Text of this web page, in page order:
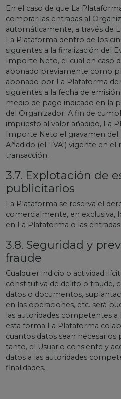
En el caso de que La
comprar las entradas al
automáticamente, a través de
La Plataforma dentro de los
siguientes a la finalización del
Importe Neto, el cual en caso
abonado previamente como
abonado por La Plataforma
siguientes a la fecha de
medio de pago indicado en la
del Organizador. A fin de
impuesto al valor añadido, La
Importe Neto el gravamen
Añadido (el "IVA") vigente en
transacción.
3.7. Explotación de
publicitarios
La Plataforma se reserva el
comercialmente, en exclusiva,
en La Plataforma o las entradas.
3.8. Seguridad y
fraude
Cualquier indicio o actividad
constitutiva de delito o fraude,
datos o documentos,
en las operaciones, etc. será
las autoridades competentes a
esta forma La Plataforma
cuantos datos sean necesarios
tanto, el Usuario consiente y
datos a las autoridades
finalidades.